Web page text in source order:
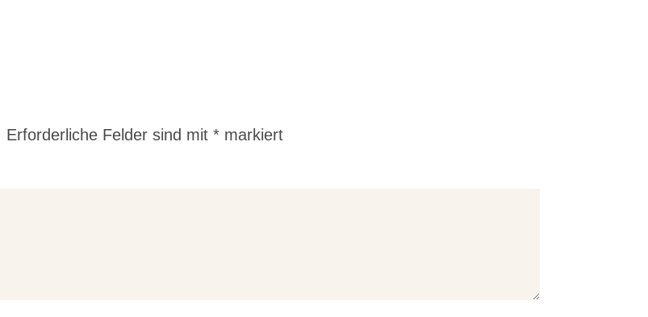
Erforderliche Felder sind mit* markiert